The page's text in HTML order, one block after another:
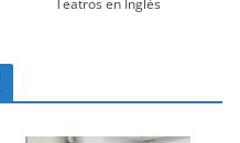
Teatros en Inglés